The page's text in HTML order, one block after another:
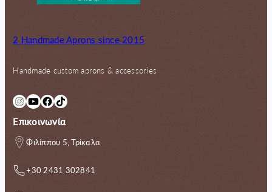
2 Handmade Aprons since 2015
Handmade custom aprons & accessories
InstagramYouTube Facebook TikTok
Επικοινωνία
Φιλίππου 5, Τρίκαλα
+30 2431 302841